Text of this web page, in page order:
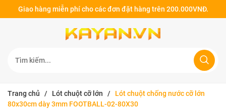
Giao hàng miễn phí cho các đơn đặt hàng trên 200.000VNĐ.
Trang chủ / Lót chuột cỡ lớn /
Lót chuột chống nước cỡ lớn
80x30cm dày 3mm FOOTBALL-02-80X30